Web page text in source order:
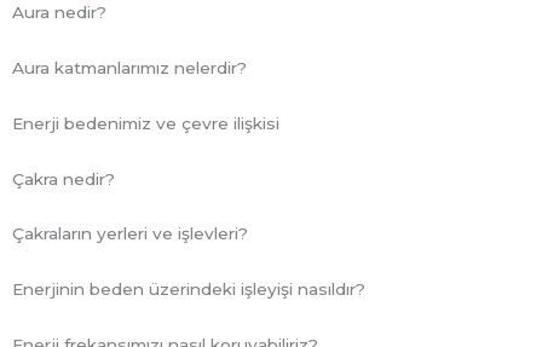
Aura nedir?
Aura katmanlarımız nelerdir?
Enerji bedenimiz ve çevre ilişkisi
Çakra nedir?
Çakraların yerleri ve işlevleri?
Enerjinin beden üzerindeki işleyişi nasıldır?